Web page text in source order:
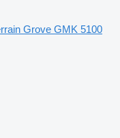
Grove GMK 5100